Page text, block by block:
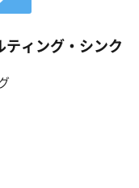
ィング・シンク